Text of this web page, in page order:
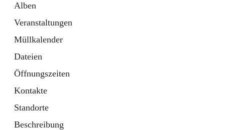
Alben
Veranstaltungen
Müllkalender
Dateien
Öffnungszeiten
Kontakte
Standorte
Beschreibung